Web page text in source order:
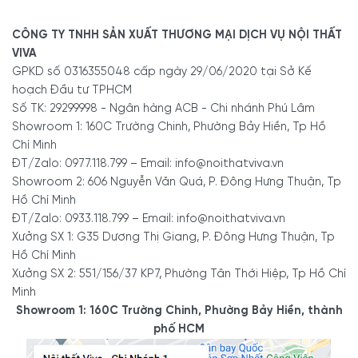
nhất, trước hết bạn phải tính đến nhu cầu sử dụng của mình và
của gia đình, nhu cầu lưu trữ cũng như loại sản phẩm cần phân
chia trong các ngăn tủ. Kích thước và màu sắc của khay chia ngăn
kéo tủ bếp nên được lựa chọn sao cho phù hợp với khu vực nhà
bếp và tủ bếp của bạn.
Số ngăn của khay đựng
Số lượng ngăn của khay chia thìa dĩa nên được xác định theo nhu
cầu của gia đình dựa trên số lượng thành viên. Một tấm chắn là tất
cả những gì cần thiết để tạo ra các ô riêng biệt cho thìa và nĩa của
các thành viên. Nhiều mặt hàng được làm ít hoặc nhiều ngăn để
phù hợp với nhu cầu sử dụng khác nhau của người tiêu dùng.
Lựa chọn chất liệu của ngăn chia thìa dĩa là yếu tố quan trọng để
CÔNG TY TNHH SẢN XUẤT THƯƠNG MẠI DỊCH VỤ NỘI THẤT
VIVA
GPKD số 0316355048 cấp ngày 29/06/2020 tại Sở Kế
hoạch Đầu tư TPHCM
Số TK: 29299998 - Ngân hàng ACB - Chi nhánh Phú Lâm
Showroom 1: 160C Trường Chinh, Phường Bảy Hiền, Tp Hồ
Chí Minh
ĐT/Zalo: 0977.118.799 – Email: info@noithatviva.vn
Showroom 2: 606 Nguyễn Văn Quá, P. Đông Hưng Thuận, Tp
Hồ Chí Minh
ĐT/Zalo: 0933.118.799 – Email: info@noithatviva.vn
Xưởng SX 1: G35 Dương Thị Giang, P. Đông Hưng Thuận, Tp
Hồ Chí Minh
Xưởng SX 2: 551/156/37 KP7, Phường Tân Thới Hiệp, Tp Hồ Chí
Minh
Showroom 1: 160C Trường Chinh, Phường Bảy Hiền, thành
phố HCM